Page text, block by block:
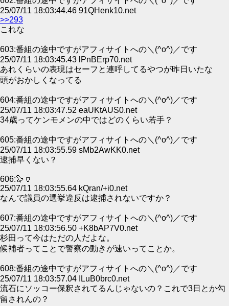
25/07/11 18:03:44.46 91QHenk10.net
>>293
これな
603:番組の途中ですがアフィサイトへの＼(^o^)／です
25/07/11 18:03:45.43 lPnBErp70.net
あれくらいの表現はセーフと連呼してるやつが昨日いたな
頭がおかしくなってる
604:番組の途中ですがアフィサイトへの＼(^o^)／です
25/07/11 18:03:47.52 eaUKtAUS0.net
34歳ってケンモメンの中ではどのくらい若手？
605:番組の途中ですがアフィサイトへの＼(^o^)／です
25/07/11 18:03:55.59 sMb2AwKK0.net
逮捕早くない？
606:🦭🏺
25/07/11 18:03:55.64 kQran/+i0.net
なんで議員の選挙違反は逮捕されないですか？
607:番組の途中ですがアフィサイトへの＼(^o^)／です
25/07/11 18:03:56.50 +K8bAP7V0.net
杉田って今はただの人だよな。
候補者ってことで警察の動きが速いってことか。
608:番組の途中ですがアフィサイトへの＼(^o^)／です
25/07/11 18:03:57.04 ILuB0brc0.net
流石にソッコー保釈されてるんじゃないの？これで3日とか勾
留されんの？